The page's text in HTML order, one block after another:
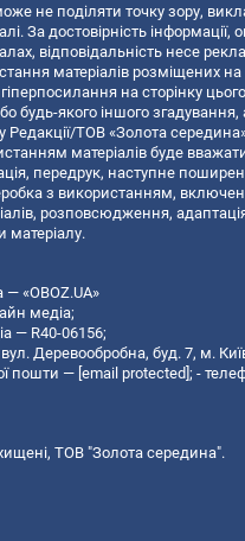
не поділяти точку зору,
За достовірність інформації,
відповідальність несе
матеріалів розміщених на
на сторінку
будь-якого іншого згадування,
Редакції/ТОВ «Золота
матеріалів буде
передрук, наступне
з використанням,
розповсюдження,
матеріалу.
«OBOZ.UA»
медіа;
— R40-06156;
Деревообробна, буд. 7, м.
пошти — [email protected]; -
ТОВ "Золота середина".